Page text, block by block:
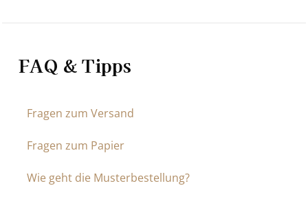
FAQ & Tipps
Fragen zum Versand
Fragen zum Papier
Wie geht die Musterbestellung?